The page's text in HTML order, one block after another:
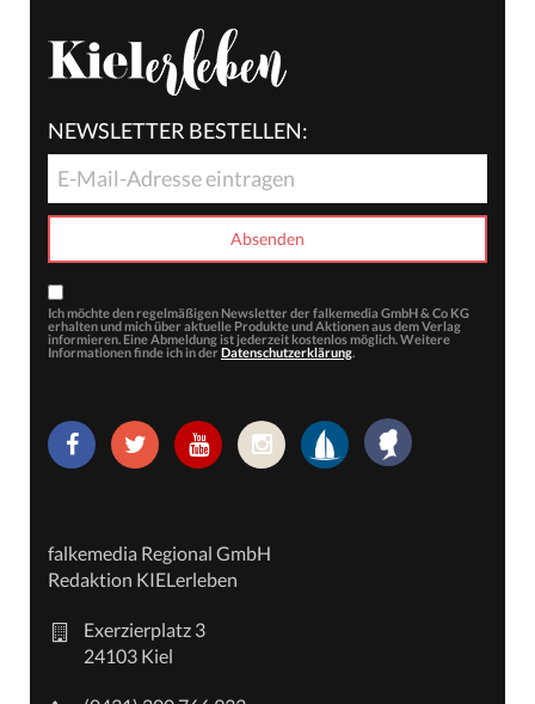
NEWSLETTER BESTELLEN:
Ich möchte den regelmäßigen Newsletter der falkemedia GmbH & Co KG
erhalten und mich über aktuelle Produkte und Aktionen aus dem Verlag
informieren. Eine Abmeldung ist jederzeit kostenlos möglich. Weitere
Informationen finde ich in der Datenschutzerklärung.
falkemedia Regional GmbH
Redaktion KIELerleben
Exerzierplatz 3
24103 Kiel